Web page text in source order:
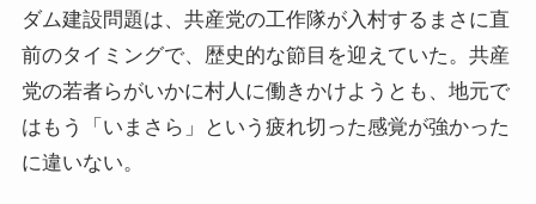
ダム建設問題は、共産党の工作隊が入村するまさに直
前のタイミングで、歴史的な節目を迎えていた。共産
党の若者らがいかに村人に働きかけようとも、地元で
はもう「いまさら」という疲れ切った感覚が強かった
に違いない。